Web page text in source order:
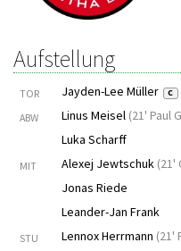
Aufstellung
TOR Jayden-Lee Müller C
ABW Linus Meisel (21' Paul
Luka Scharff
MIT Alexej Jewtschuk (21'
Jonas Riede
Leander-Jan Frank
STU Lennox Herrmann (21'